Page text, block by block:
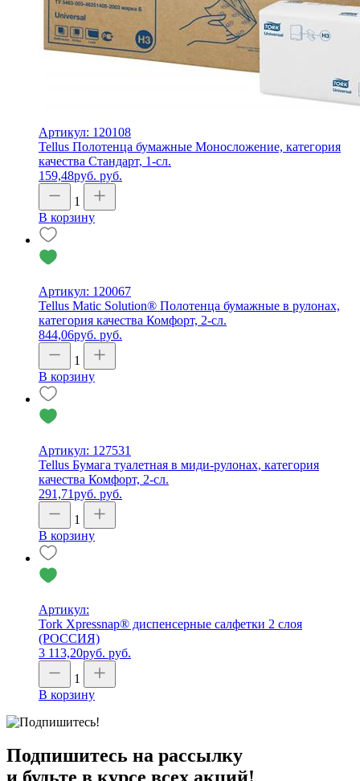
Артикул: 120108
Tellus Полотенца бумажные Моносложение, категория
качества Стандарт, 1-сл.
159,48руб. руб.
1
В корзину
Артикул: 120067
Tellus Matic Solution® Полотенца бумажные в рулонах,
категория качества Комфорт, 2-сл.
844,06руб. руб.
1
В корзину
Артикул: 127531
Tellus Бумага туалетная в миди-рулонах, категория
качества Комфорт, 2-сл.
291,71руб. руб.
1
В корзину
Артикул:
Tork Xpressnap® диспенсерные салфетки 2 слоя
(РОССИЯ)
3 113,20руб. руб.
1
В корзину
Подпишитесь на рассылку